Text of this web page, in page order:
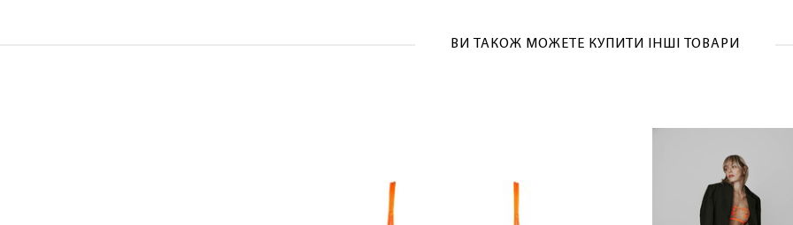
ВИ ТАКОЖ МОЖЕТЕ КУПИТИ ІНШІ ТОВАРИ
ЛАСКАВО ПРОСИМО ДО NOSOVSKI.COM! ПРИЙМІТЬ ВІД
НАС ПРИВІТНИЙ БОНУС - ЗНИЖКУ НА ПЕРШЕ ПОКУПКУ